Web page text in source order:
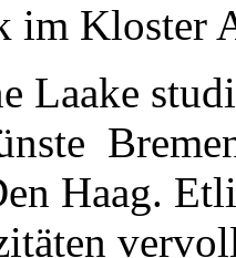
im Kloster
Laake
Haag.